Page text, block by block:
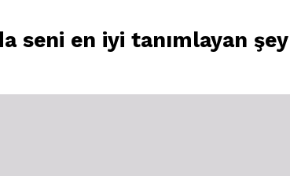
seni en iyi tanımlayan şey